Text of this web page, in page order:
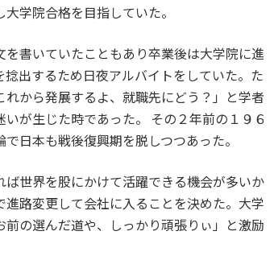
学院合格を目指していた。
書いていたこともあり卒業後は大学院に進
出するため日夜アルバイトをしていた。た
から発展するよ、就職先にどう？」と学者
が生じた時であった。 その２年前の１９６
日本も戦後復興期を脱しつつあった。
世界を股にかけて活躍できる機会が多いか
路変更して会社に入ることを決めた。大学
の選んだ道や、しっかり頑張りぃ」と激励